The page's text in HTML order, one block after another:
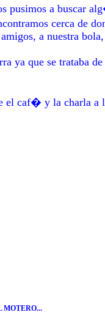
pusimos a buscar
cerca de
a nuestra
ya que se trataba
caf� y la charla
MOTERO...